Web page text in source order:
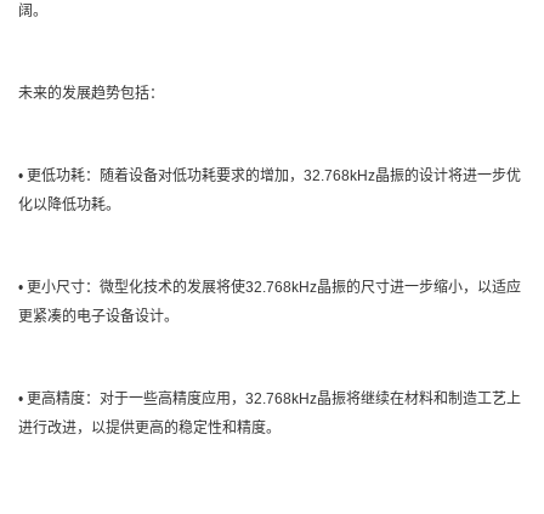
阔。
未来的发展趋势包括：
• 更低功耗：随着设备对低功耗要求的增加，32.768kHz晶振的设计将进一步优
化以降低功耗。
• 更小尺寸：微型化技术的发展将使32.768kHz晶振的尺寸进一步缩小，以适应
更紧凑的电子设备设计。
• 更高精度：对于一些高精度应用，32.768kHz晶振将继续在材料和制造工艺上
进行改进，以提供更高的稳定性和精度。